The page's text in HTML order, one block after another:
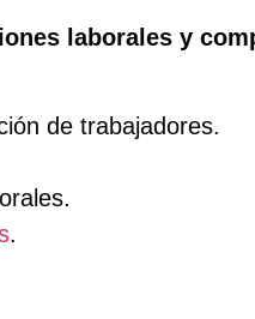
laborales y
de trabajadores.
.